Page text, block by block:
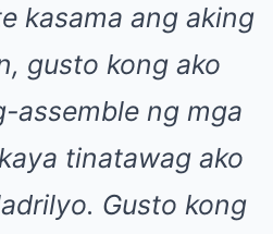
kasama ang aking
gusto kong ako
assemble ng mga
tinatawag ako
Gusto kong